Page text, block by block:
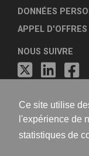
Ce site utilise
l'expérience de
statistiques de
DONNÉES
APPEL D'OFFRES
NOUS SUIVRE
FÉDÉRATION